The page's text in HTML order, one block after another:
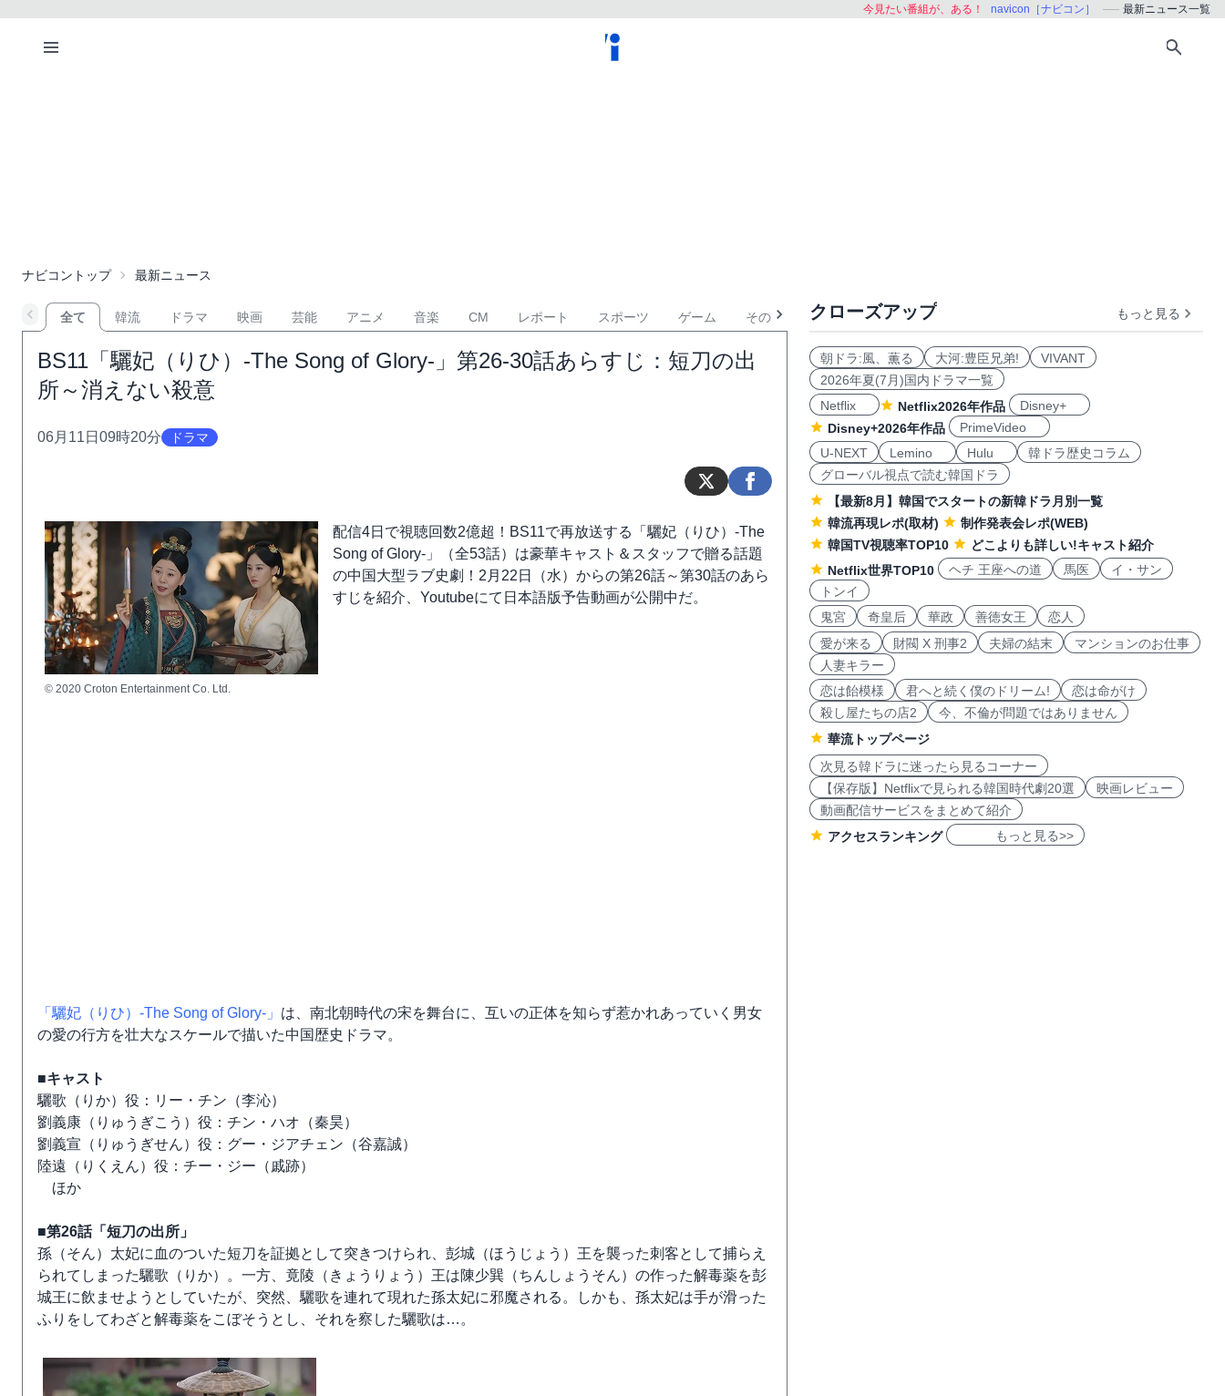
今見たい番組が、ある！ navicon［ナビコン］ 最新ニュース一覧
ナビコントップ 最新ニュース
全て 韓流 ドラマ 映画 芸能 アニメ 音楽 CM レポート スポーツ ゲーム その他
BS11「驪妃（りひ）-The Song of Glory-」第26-30話あらすじ：短刀の出
所～消えない殺意
06月11日09時20分 ドラマ
© 2020 Croton Entertainment Co. Ltd.
配信4日で視聴回数2億超！BS11で再放送する「驪妃（りひ）-The
Song of Glory-」（全53話）は豪華キャスト＆スタッフで贈る話題
の中国大型ラブ史劇！2月22日（水）からの第26話～第30話のあら
すじを紹介、Youtubeにて日本語版予告動画が公開中だ。
「驪妃（りひ）-The Song of Glory-」 は、南北朝時代の宋を舞台に、互いの正体を知らず惹かれあっていく男女
の愛の行方を壮大なスケールで描いた中国歴史ドラマ。
■キャスト
驪歌（りか）役：リー・チン（李沁）
劉義康（りゅうぎこう）役：チン・ハオ（秦昊）
劉義宣（りゅうぎせん）役：グー・ジアチェン（谷嘉誠）
陸遠（りくえん）役：チー・ジー（戚跡）
ほか
■第26話「短刀の出所」
孫（そん）太妃に血のついた短刀を証拠として突きつけられ、彭城（ほうじょう）王を襲った刺客として捕らえ
られてしまった驪歌（りか）。一方、竟陵（きょうりょう）王は陳少巽（ちんしょうそん）の作った解毒薬を彭
城王に飲ませようとしていたが、突然、驪歌を連れて現れた孫太妃に邪魔される。しかも、孫太妃は手が滑った
ふりをしてわざと解毒薬をこぼそうとし、それを察した驪歌は…。
クローズアップ もっと見る
朝ドラ:風、薫る 大河:豊臣兄弟!
VIVANT
2026年夏(7月)国内ドラマ一覧
Netflix
Netflix2026年作品
Disney+
Disney+2026年作品
PrimeVideo
U-NEXT
Lemino Hulu
韓ドラ歴史コラム
グローバル視点で読む韓国ドラ
【最新8月】韓国でスタートの新韓ドラ月別一覧
韓流再現レポ(取材)
制作発表会レポ(WEB)
韓国TV視聴率TOP10
どこよりも詳しい!キャスト紹介
Netflix世界TOP10
ヘチ 王座への道 馬医
イ・サン
トンイ
鬼宮
奇皇后 華政 善徳女王
恋人
愛が来る
財閥 X 刑事2 夫婦の結末
マンションのお仕事
人妻キラー
恋は飴模様
君へと続く僕のドリーム!
恋は命がけ
殺し屋たちの店2
今、不倫が問題ではありません
華流トップページ
次見る韓ドラに迷ったら見るコーナー
【保存版】Netflixで見られる韓国時代劇20選
映画レビュー
動画配信サービスをまとめて紹介
アクセスランキング
もっと見る>>